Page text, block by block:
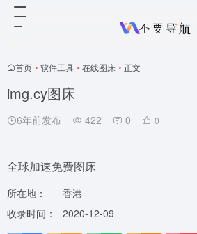
首页 • 软件工具 • 在线图床 • 正文
img.cy图床
6年前发布 422 0 0
全球加速免费图床
所在地：
香港
收录时间：
2020-12-09